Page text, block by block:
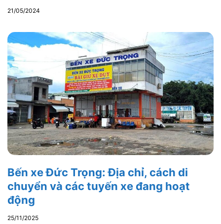
21/05/2024
Bến xe Đức Trọng: Địa chỉ, cách di
chuyển và các tuyến xe đang hoạt
động
25/11/2025